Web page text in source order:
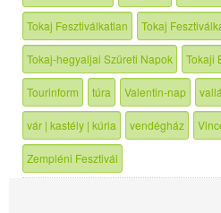
Tokaj Fesztiválkatlan Tokaj
Tokaj-hegyaljai Szüreti Napok Tokaji
Tourinform túra Valentin-nap
vár | kastély | kúria vendégház
Zempléni Fesztivál